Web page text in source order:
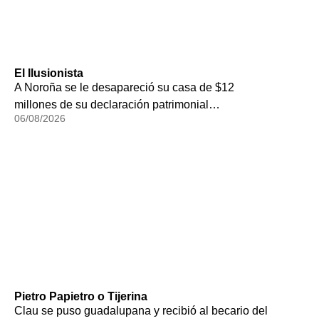
El Ilusionista
A Noroña se le desapareció su casa de $12
millones de su declaración patrimonial…
06/08/2026
Pietro Papietro o Tijerina
Clau se puso guadalupana y recibió al becario del